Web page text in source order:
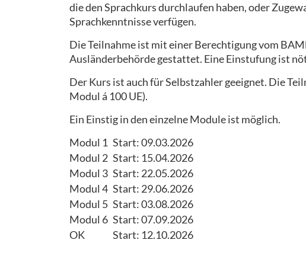
die den Sprachkurs durchlaufen haben, oder
Sprachkenntnisse verfügen.
Die Teilnahme ist mit einer Berechtigung vom
Ausländerbehörde gestattet. Eine Einstufung ist
Der Kurs ist auch für Selbstzahler geeignet. Die
Modul á 100 UE).
Ein Einstig in den einzelne Module ist möglich.
Modul 1 Start: 09.03.2026
Modul 2 Start: 15.04.2026
Modul 3 Start: 22.05.2026
Modul 4 Start: 29.06.2026
Modul 5 Start: 03.08.2026
Modul 6 Start: 07.09.2026
OK
Start: 12.10.2026